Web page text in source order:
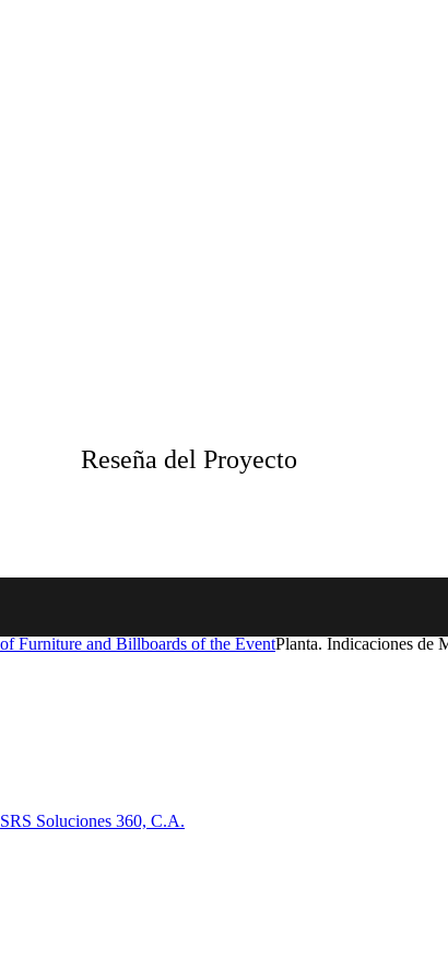
Reseña del Proyecto
Planta. Indicaciones de
SRS Soluciones 360, C.A.